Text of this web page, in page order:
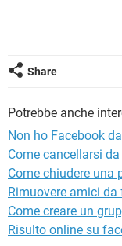
Share
Potrebbe anche
Non ho Facebook
Come cancellarsi
Come chiudere una
Rimuovere amici da
Come creare un
Risulto online su